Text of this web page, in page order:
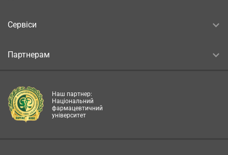
Сервіси
Партнерам
Наш партнер:
Національний
фармацевтичний
університет